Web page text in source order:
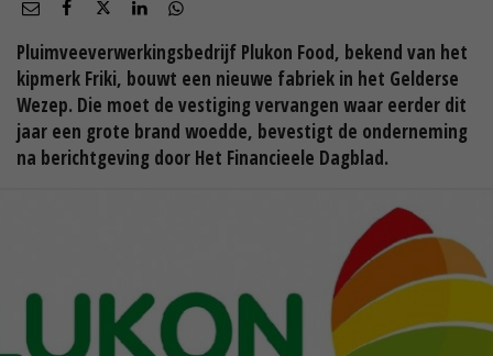
Pluimveeverwerkingsbedrijf Plukon Food, bekend van het
kipmerk Friki, bouwt een nieuwe fabriek in het Gelderse
Wezep. Die moet de vestiging vervangen waar eerder dit
jaar een grote brand woedde, bevestigt de onderneming
na berichtgeving door Het Financieele Dagblad.